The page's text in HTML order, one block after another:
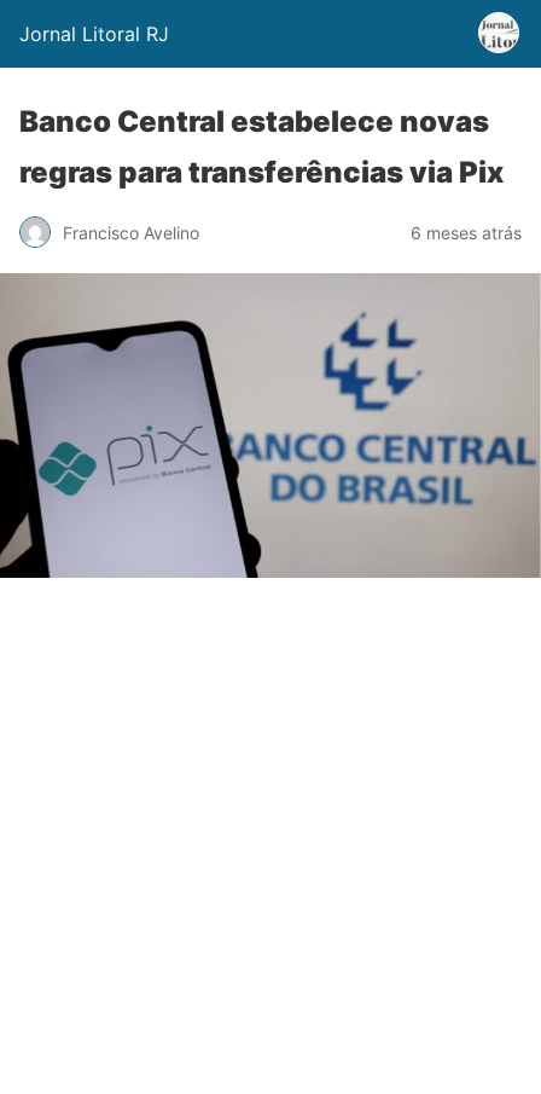
Jornal Litoral RJ
Banco Central estabelece novas
regras para transferências via Pix
Francisco Avelino 6 meses atrás